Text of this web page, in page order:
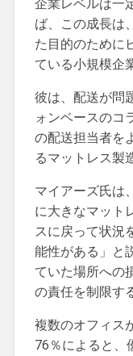
企業レベルは一
ば、この成長は
た目的のために
ている小規模企
彼は、配送が問
ォンベースのコ
の配送担当者を
るマットレス製
マイアーズ氏は
に大きなマット
スに戻って状況
能性がある」と
ていた場所への
の責任を制限す
複数のオフィス
76％によると、